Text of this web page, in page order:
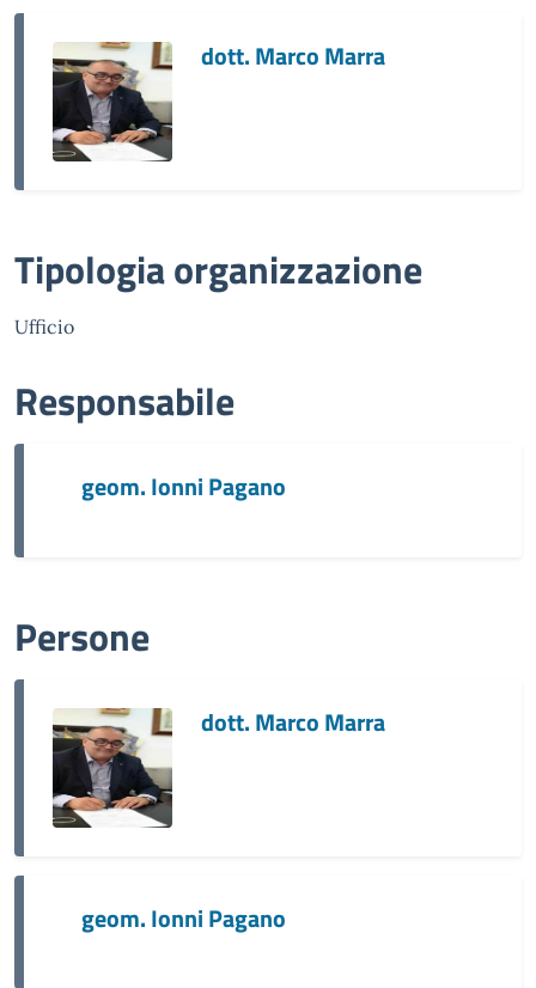
dott. Marco Marra
Tipologia organizzazione
Ufficio
Responsabile
geom. Ionni Pagano
Persone
dott. Marco Marra
geom. Ionni Pagano